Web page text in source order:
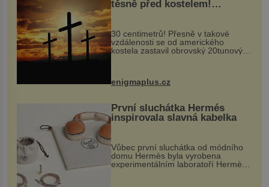
těsně před kostelem!
Ochránila ho boží síla?
30 centimetrů! Přesně v takové
vzdálenosti se od amerického
kostela zastavil obrovský 20tunový
...
enigmaplus.cz
První sluchátka Hermés
inspirovala slavná kabelka
Vůbec první sluchátka od módního
domu Hermès byla vyrobena
experimentálním laboratoří Hermès